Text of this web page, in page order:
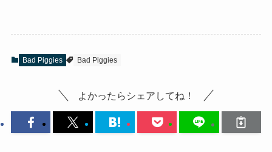
Bad Piggies Bad Piggies
よかったらシェアしてね！